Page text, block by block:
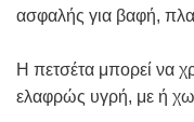
ασφαλής για βαφή,
Η πετσέτα μπορεί να
ελαφρώς υγρή, με ή